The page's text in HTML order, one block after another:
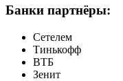
Банки партнёры:
Сетелем
Тинькофф
ВТБ
Зенит